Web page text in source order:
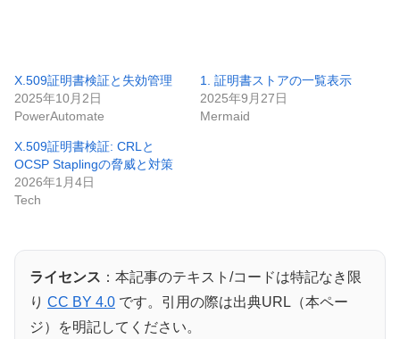
X.509証明書検証と失効管理
2025年10月2日
PowerAutomate
1. 証明書ストアの一覧表示
2025年9月27日
Mermaid
X.509証明書検証: CRLと
OCSP Staplingの脅威と対策
2026年1月4日
Tech
ライセンス ：本記事のテキスト/コードは特記なき限
り CC BY 4.0 です。引用の際は出典URL（本ペー
ジ）を明記してください。